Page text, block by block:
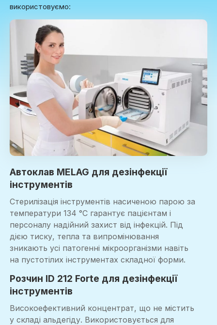
використовуємо:
Автоклав MELAG для дезінфекції
інструментів
Стерилізація інструментів насиченою парою за
температури 134 °C гарантує пацієнтам і
персоналу надійний захист від інфекцій. Під
дією тиску, тепла та випромінювання
зникають усі патогенні мікроорганізми навіть
на пустотілих інструментах складної форми.
Розчин ID 212 Forte для дезінфекції
інструментів
Високоефективний концентрат, що не містить
у складі альдегіду. Використовується для